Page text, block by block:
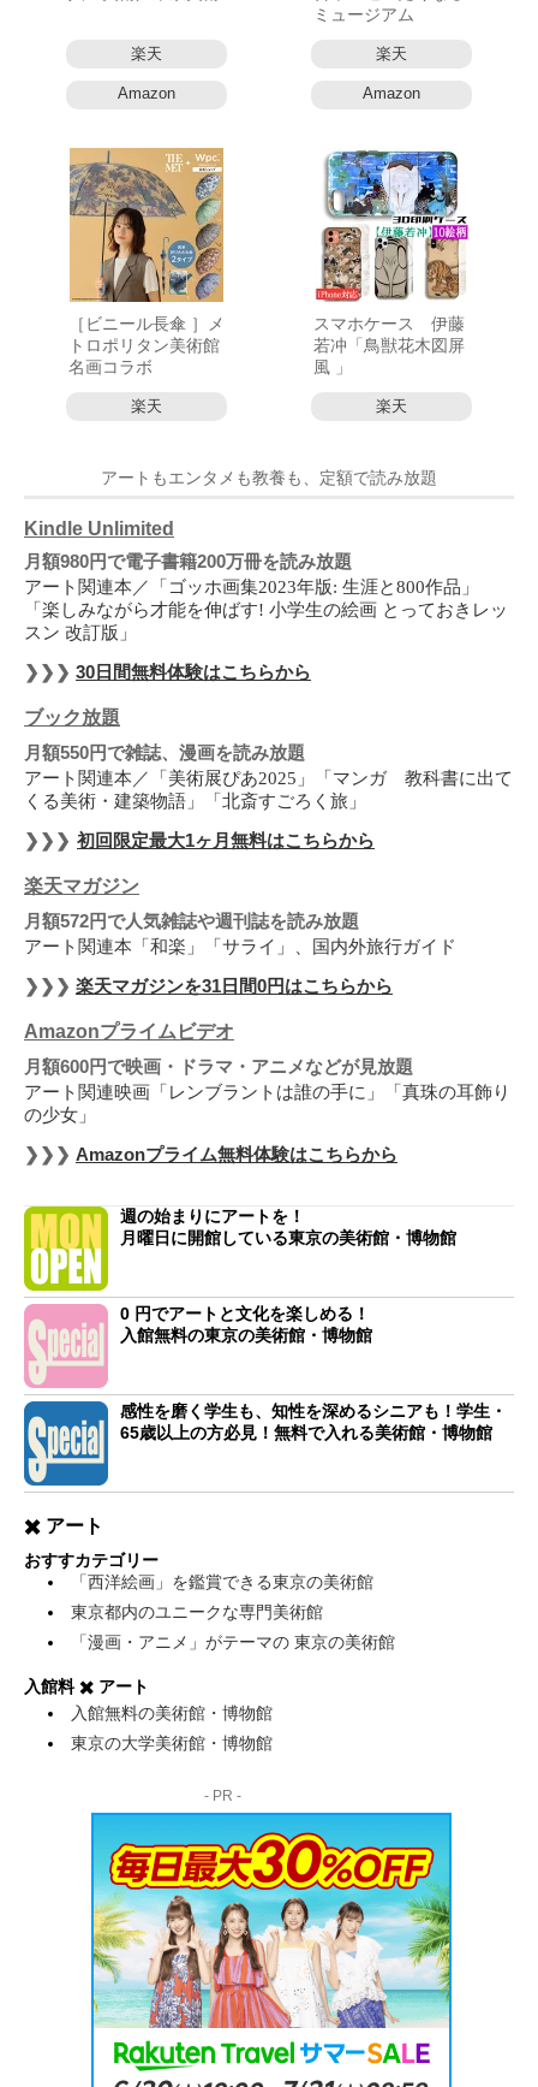
楽天
Amazon
ミュージアム
楽天
Amazon
［ビニール長傘 ］メ
トロポリタン美術館
名画コラボ
楽天
スマホケース 伊藤
若冲「鳥獣花木図屏
風 」
楽天
アートもエンタメも教養も、定額で読み放題
Kindle Unlimited
月額980円で電子書籍200万冊を読み放題
アート関連本／「ゴッホ画集2023年版: 生涯と800作品」
「楽しみながら才能を伸ばす! 小学生の絵画 とっておきレッ
スン 改訂版」
❯❯❯ 30日間無料体験はこちらから
ブック放題
月額550円で雑誌、漫画を読み放題
アート関連本／「美術展ぴあ2025」「マンガ 教科書に出て
くる美術・建築物語」「北斎すごろく旅」
❯❯❯ 初回限定最大1ヶ月無料はこちらから
楽天マガジン
月額572円で人気雑誌や週刊誌を読み放題
アート関連本「和楽」「サライ」、国内外旅行ガイド
❯❯❯ 楽天マガジンを31日間0円はこちらから
Amazonプライムビデオ
月額600円で映画・ドラマ・アニメなどが見放題
アート関連映画「レンブラントは誰の手に」「真珠の耳飾り
の少女」
❯❯❯ Amazonプライム無料体験はこちらから
週の始まりにアートを！
月曜日に開館している東京の美術館・博物館
0 円でアートと文化を楽しめる！
入館無料の東京の美術館・博物館
感性を磨く学生も、知性を深めるシニアも！学生・
65歳以上の方必見！無料で入れる美術館・博物館
✖️ アート
おすすカテゴリー
「西洋絵画」を鑑賞できる東京の美術館
東京都内のユニークな専門美術館
「漫画・アニメ」がテーマの 東京の美術館
入館料 ✖️ アート
入館無料の美術館・博物館
東京の大学美術館・博物館
- PR -